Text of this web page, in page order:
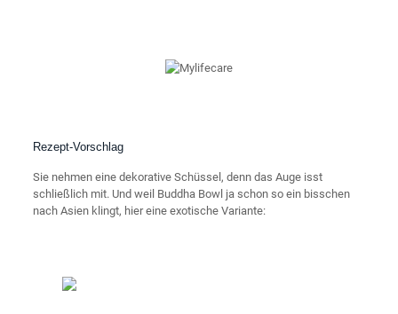
Rezept-Vorschlag
Sie nehmen eine dekorative Schüssel, denn das Auge isst
schließlich mit. Und weil Buddha Bowl ja schon so ein bisschen
nach Asien klingt, hier eine exotische Variante: